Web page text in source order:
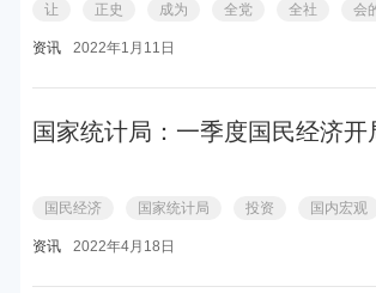
让 正史 成为 全党 全社 会
资讯 2022年1月11日
国家统计局：一季度国民经济开
国民经济 国家统计局 投资 国内宏观
资讯 2022年4月18日